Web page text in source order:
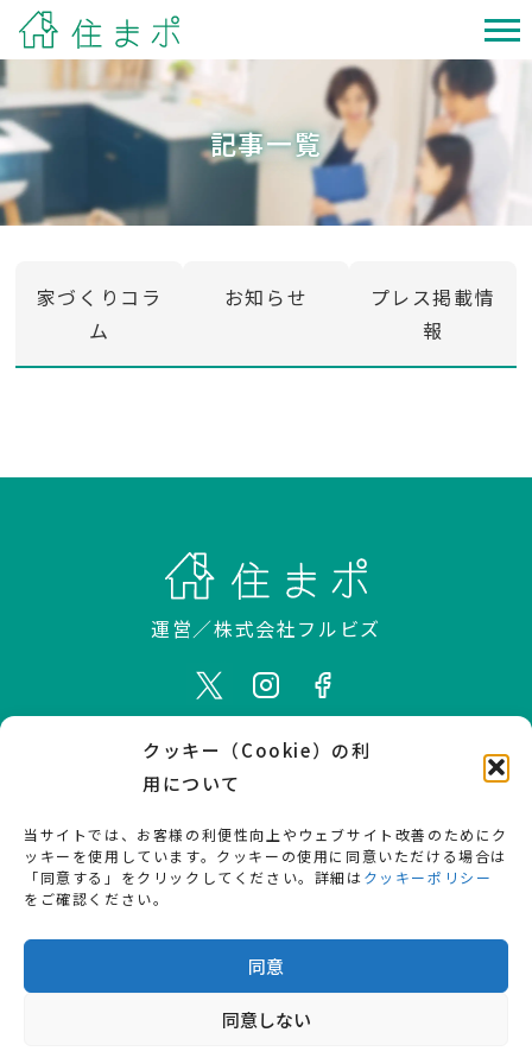
クッキー（Cookie）の利
用について
当サイトでは、お客様の利便性向上やウェブサイト改善のためにク
ッキーを使用しています。クッキーの使用に同意いただける場合は
「同意する」をクリックしてください。詳細はクッキーポリシー
をご確認ください。
同意
同意しない
記事一覧
家づくりコラ
ム
お知らせ
プレス掲載情
報
運営／株式会社フルビズ
住宅展示場とは
用語解説
家づくりコラム
お知らせ
会社概要
お問い合わせ